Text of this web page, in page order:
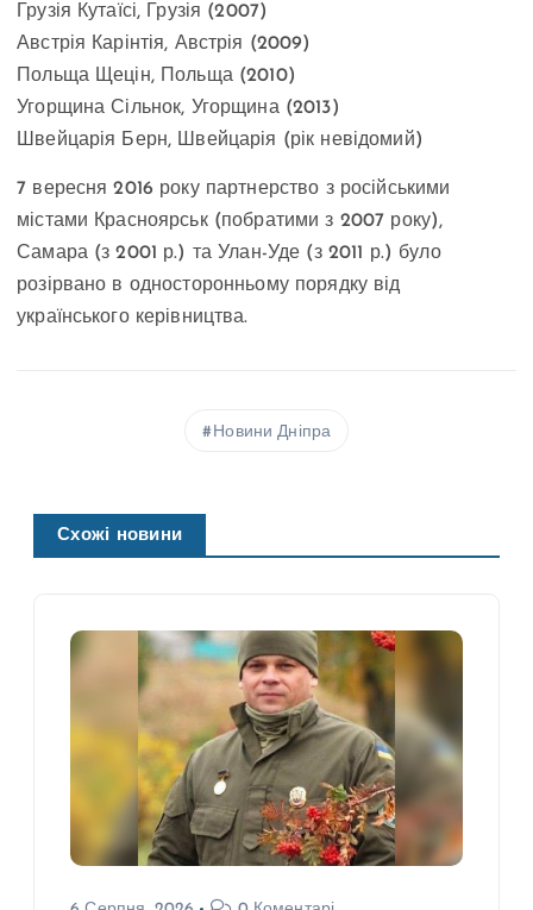
Грузія Кутаїсі, Грузія (2007)
Австрія Карінтія, Австрія (2009)
Польща Щецін, Польща (2010)
Угорщина Сільнок, Угорщина (2013)
Швейцарія Берн, Швейцарія (рік невідомий)
7 вересня 2016 року партнерство з російськими
містами Красноярськ (побратими з 2007 року),
Самара (з 2001 р.) та Улан-Уде (з 2011 р.) було
розірвано в односторонньому порядку від
українського керівництва.
Новини Дніпра
Схожі новини